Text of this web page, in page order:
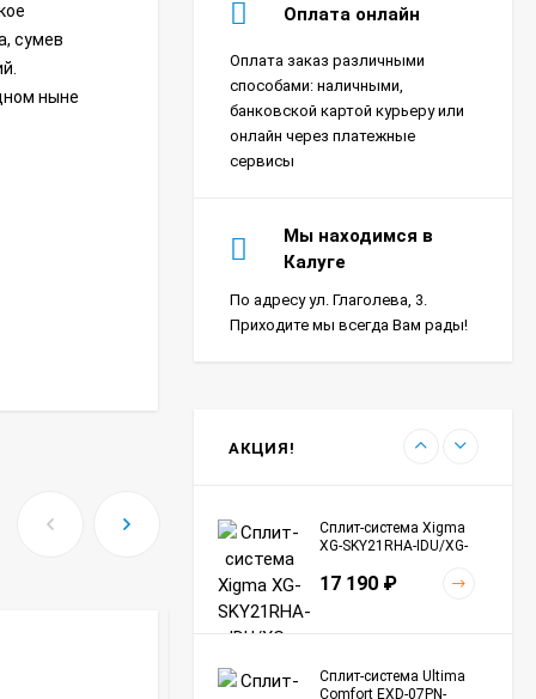
сумев
ныне
Оплата онлайн
Оплата заказ различными
способами: наличными,
банковской картой курьеру или
онлайн через платежные
сервисы
Мы находимся в
Калуге
По адресу ул. Глаголева, 3.
Приходите мы всегда Вам рады!
АКЦИЯ!
Сплит-система Xigma
SKY27RHA-ODU Sky
18 390₽
Сплит-система Ultima
Comfort SIR-I07PN-
IN/SIR-I07PN-OUT Sirius
Сплит-система Xigma
XG-SKY21RHA-IDU/XG-
17 190 ₽
Сплит-система Ultima
Comfort EXD-07PN-